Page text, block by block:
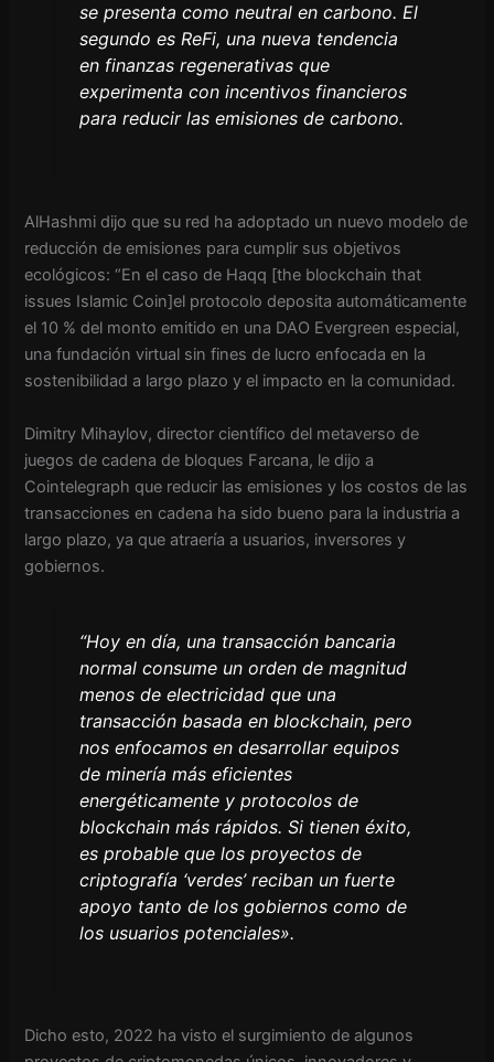
se presenta como neutral en carbono. El
segundo es ReFi, una nueva tendencia
en finanzas regenerativas que
experimenta con incentivos financieros
para reducir las emisiones de carbono.
AlHashmi dijo que su red ha adoptado un nuevo modelo de
reducción de emisiones para cumplir sus objetivos
ecológicos: “En el caso de Haqq [the blockchain that
issues Islamic Coin]el protocolo deposita automáticamente
el 10 % del monto emitido en una DAO Evergreen especial,
una fundación virtual sin fines de lucro enfocada en la
sostenibilidad a largo plazo y el impacto en la comunidad.
Dimitry Mihaylov, director científico del metaverso de
juegos de cadena de bloques Farcana, le dijo a
Cointelegraph que reducir las emisiones y los costos de las
transacciones en cadena ha sido bueno para la industria a
largo plazo, ya que atraería a usuarios, inversores y
gobiernos.
“Hoy en día, una transacción bancaria
normal consume un orden de magnitud
menos de electricidad que una
transacción basada en blockchain, pero
nos enfocamos en desarrollar equipos
de minería más eficientes
energéticamente y protocolos de
blockchain más rápidos. Si tienen éxito,
es probable que los proyectos de
criptografía ‘verdes’ reciban un fuerte
apoyo tanto de los gobiernos como de
los usuarios potenciales».
Dicho esto, 2022 ha visto el surgimiento de algunos